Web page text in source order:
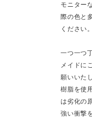
モニター
際の色と
ください。
一つ一つ
メイドに
願いいた
樹脂を使
は劣化の
強い衝撃